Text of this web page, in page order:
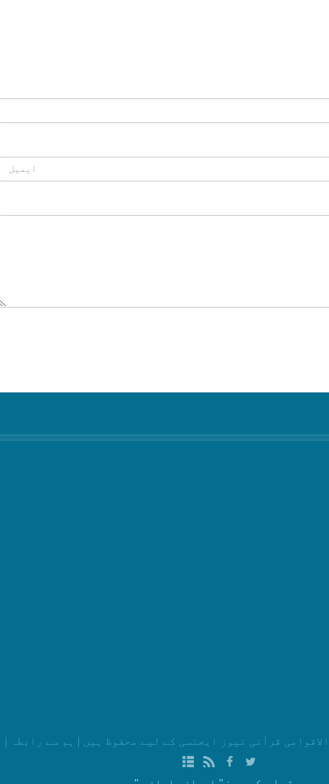
قرآنی نیوز ایجنسی کے لیے محفوظ ہیں ہم سے رابطہ